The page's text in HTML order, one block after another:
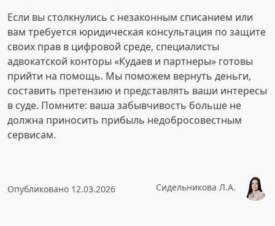
Если вы столкнулись с незаконным списанием или
вам требуется юридическая консультация по защите
своих прав в цифровой среде, специалисты
адвокатской конторы «Кудаев и партнеры» готовы
прийти на помощь. Мы поможем вернуть деньги,
составить претензию и представлять ваши интересы
в суде. Помните: ваша забывчивость больше не
должна приносить прибыль недобросовестным
сервисам.
Опубликовано 12.03.2026 Сидельникова Л.А.